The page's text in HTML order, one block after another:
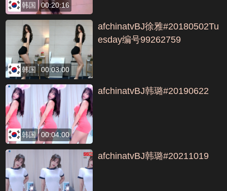
韩国 00:20:16
韩国 00:03:00
afchinatvBJ徐雅#20180502Tu
esday编号99262759
韩国 00:04:00
afchinatvBJ韩璐#20190622
afchinatvBJ韩璐#20211019